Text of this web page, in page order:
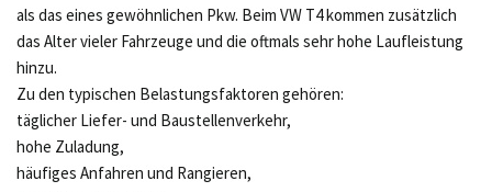
als das eines gewöhnlichen Pkw. Beim VW T4 kommen zusätzlich
das Alter vieler Fahrzeuge und die oftmals sehr hohe Laufleistung
hinzu.
Zu den typischen Belastungsfaktoren gehören:
täglicher Liefer- und Baustellenverkehr,
hohe Zuladung,
häufiges Anfahren und Rangieren,